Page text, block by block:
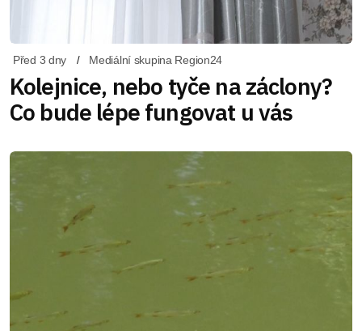
Před 3 dny Mediální skupina Region24
Kolejnice, nebo tyče na záclony?
Co bude lépe fungovat u vás